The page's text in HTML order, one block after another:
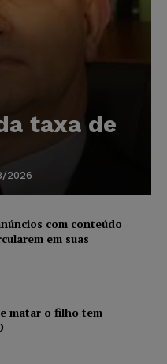
taxa de
2026
com conteúdo
em suas
matar o filho tem